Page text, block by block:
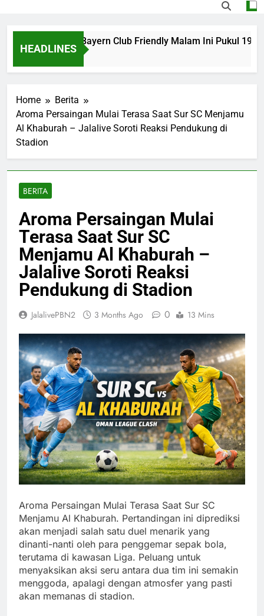
HEADLINES
Aston Villa vs Bayern Club Friendly Malam Ini Pukul 19.00
Home
Berita
Aroma Persaingan Mulai Terasa Saat Sur SC Menjamu
Al Khaburah – Jalalive Soroti Reaksi Pendukung di
Stadion
BERITA
Aroma Persaingan Mulai
Terasa Saat Sur SC
Menjamu Al Khaburah –
Jalalive Soroti Reaksi
Pendukung di Stadion
JalalivePBN2 3 Months Ago 0 13 Mins
Aroma Persaingan Mulai Terasa Saat Sur SC
Menjamu Al Khaburah. Pertandingan ini diprediksi
akan menjadi salah satu duel menarik yang
dinanti-nanti oleh para penggemar sepak bola,
terutama di kawasan Liga. Peluang untuk
menyaksikan aksi seru antara dua tim ini semakin
menggoda, apalagi dengan atmosfer yang pasti
akan memanas di stadion.